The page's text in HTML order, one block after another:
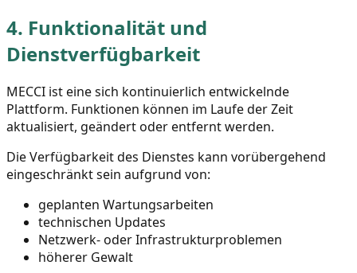
4. Funktionalität und
Dienstverfügbarkeit
MECCI ist eine sich kontinuierlich entwickelnde
Plattform. Funktionen können im Laufe der Zeit
aktualisiert, geändert oder entfernt werden.
Die Verfügbarkeit des Dienstes kann vorübergehend
eingeschränkt sein aufgrund von:
geplanten Wartungsarbeiten
technischen Updates
Netzwerk- oder Infrastrukturproblemen
höherer Gewalt